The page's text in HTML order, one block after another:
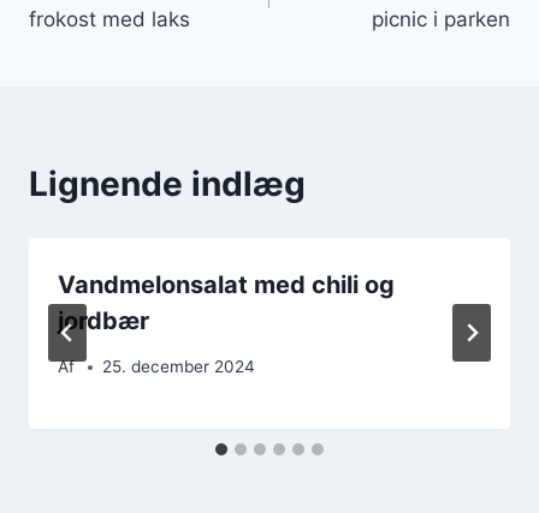
frokost med laks
picnic i parken
Lignende indlæg
Vandmelonsalat med chili og
jordbær
Af 25. december 2024